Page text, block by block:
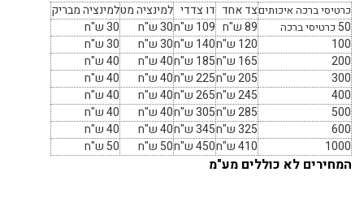
כרטיסי ברכה איכותיםצד אחד דו צדדי למינציה מטלמינציה מבריק
50 כרטיסי ברכה 89 ש"ח 109 ש"ח 30 ש"ח
30 ש"ח
100
120 ש"ח 140 ש"ח 30 ש"ח
30 ש"ח
200
165 ש"ח 185 ש"ח 40 ש"ח
40 ש"ח
300
205 ש"ח 225 ש"ח 40 ש"ח
40 ש"ח
400
245 ש"ח 265 ש"ח 40 ש"ח
40 ש"ח
500
285 ש"ח 305 ש"ח 40 ש"ח
40 ש"ח
600
325 ש"ח 345 ש"ח 40 ש"ח
40 ש"ח
1000
410 ש"ח 450 ש"ח 50 ש"ח 50 ש"ח
המחירים לא כוללים מע"מ